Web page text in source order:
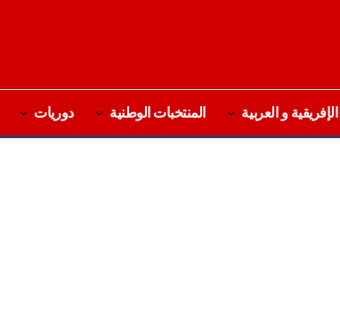
و العربية المنتخبات الوطنية دوريات